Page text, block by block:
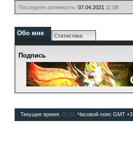
Последняя активность: 07.04.2021 11:08
Обо мне Статистика
Подпись
Текущее время: 02:11 . Часовой пояс GMT +3.